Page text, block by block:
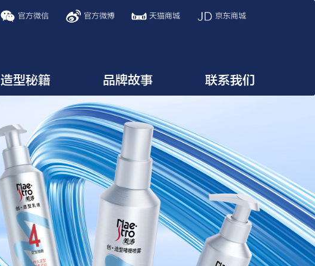
官方微信 官方微博 天猫商城 京东商城
造型秘籍 品牌故事 联系我们